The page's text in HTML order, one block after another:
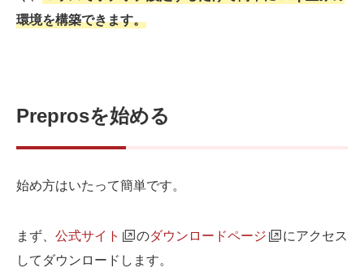
環境を構築できます。
Preprosを始める
始め方はいたって簡単です。
まず、 公式サイト のダウンロードページ
にアクセス
してダウンロードします。